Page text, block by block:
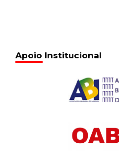
Apoio Institucional